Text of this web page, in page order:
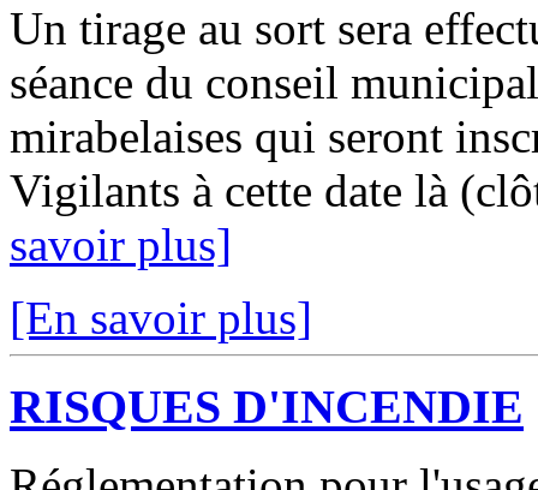
Un tirage au sort sera
séance du conseil
mirabelaises qui seront
Vigilants à cette date là
savoir plus]
[En savoir plus]
RISQUES D'INCENDIE